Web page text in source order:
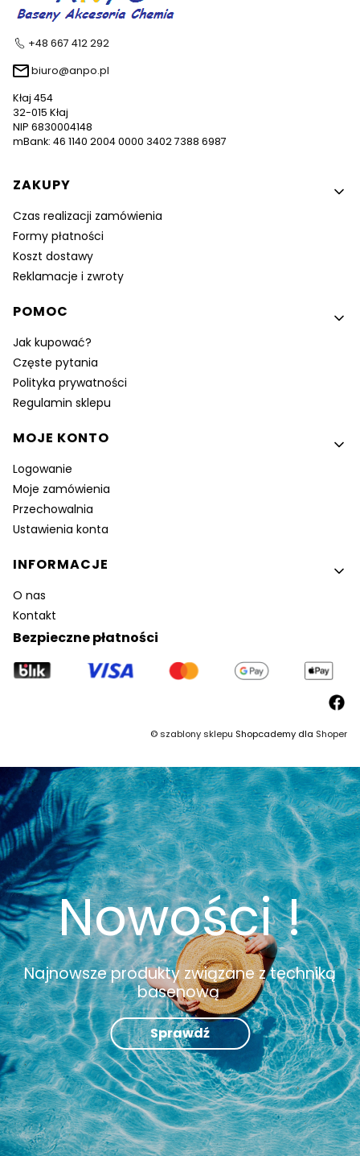
+48 667 412 292
biuro@anpo.pl
Kłaj 454
32-015 Kłaj
NIP 6830004148
mBank: 46 1140 2004 0000 3402 7388 6987
Linki w stopce
ZAKUPY
Czas realizacji zamówienia
Formy płatności
Koszt dostawy
Reklamacje i zwroty
POMOC
Jak kupować?
Częste pytania
Polityka prywatności
Regulamin sklepu
MOJE KONTO
Logowanie
Moje zamówienia
Przechowalnia
Ustawienia konta
INFORMACJE
O nas
Kontakt
Bezpieczne płatności
©szablony sklepu Shopcademy dla Shoper
Nowości !
Najnowsze produkty związane z techniką
basenową
Sprawdź